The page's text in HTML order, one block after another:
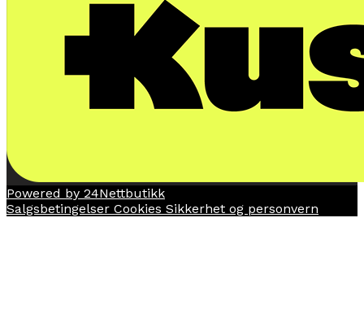
Powered by 24Nettbutikk
Salgsbetingelser Cookies Sikkerhet og personvern